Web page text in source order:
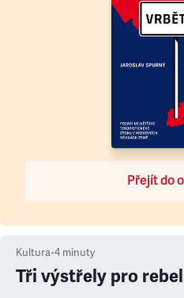
Přejít do
Kultura•4 minuty
Tři výstřely pro